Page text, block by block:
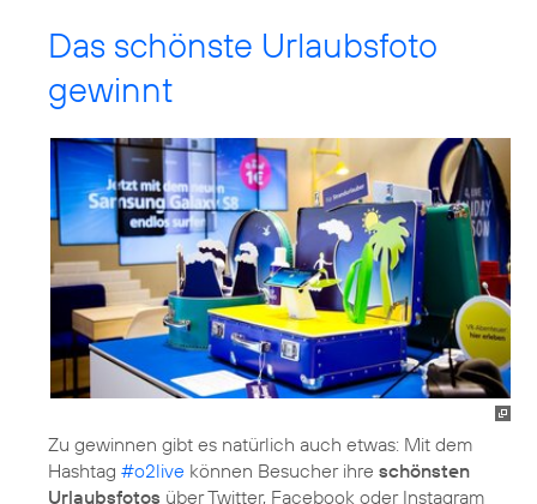
Das schönste Urlaubsfoto
gewinnt
Zu gewinnen gibt es natürlich auch etwas: Mit dem
Hashtag #o2live können Besucher ihre schönsten
Urlaubsfotos über Twitter, Facebook oder Instagram